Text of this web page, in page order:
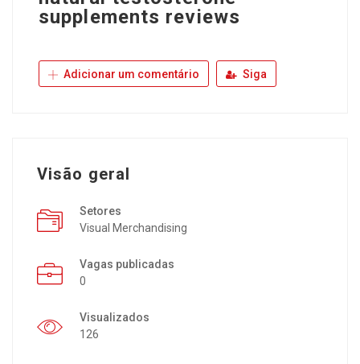
supplements reviews
Adicionar um comentário Siga
Visão geral
Setores
Visual Merchandising
Vagas publicadas
0
Visualizados
126